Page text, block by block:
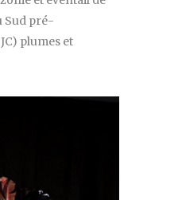
Sud pré-
plumes et